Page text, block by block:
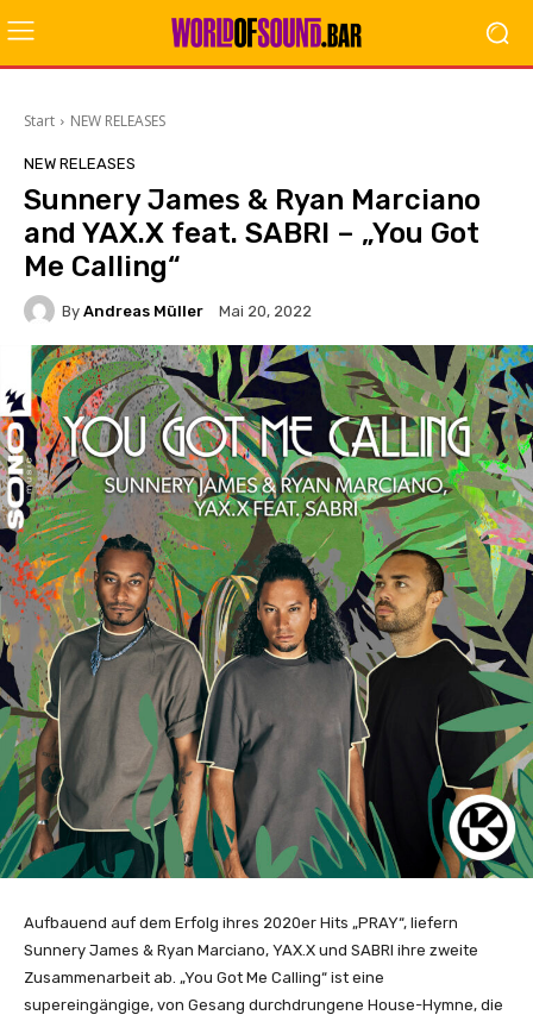
Start NEW RELEASES
NEW RELEASES
Sunnery James & Ryan Marciano
and YAX.X feat. SABRI – „You Got
Me Calling“
By Andreas Müller Mai 20, 2022
Aufbauend auf dem Erfolg ihres 2020er Hits „PRAY“, liefern
Sunnery James & Ryan Marciano, YAX.X und SABRI ihre zweite
Zusammenarbeit ab. „You Got Me Calling“ ist eine
supereingängige, von Gesang durchdrungene House-Hymne, die